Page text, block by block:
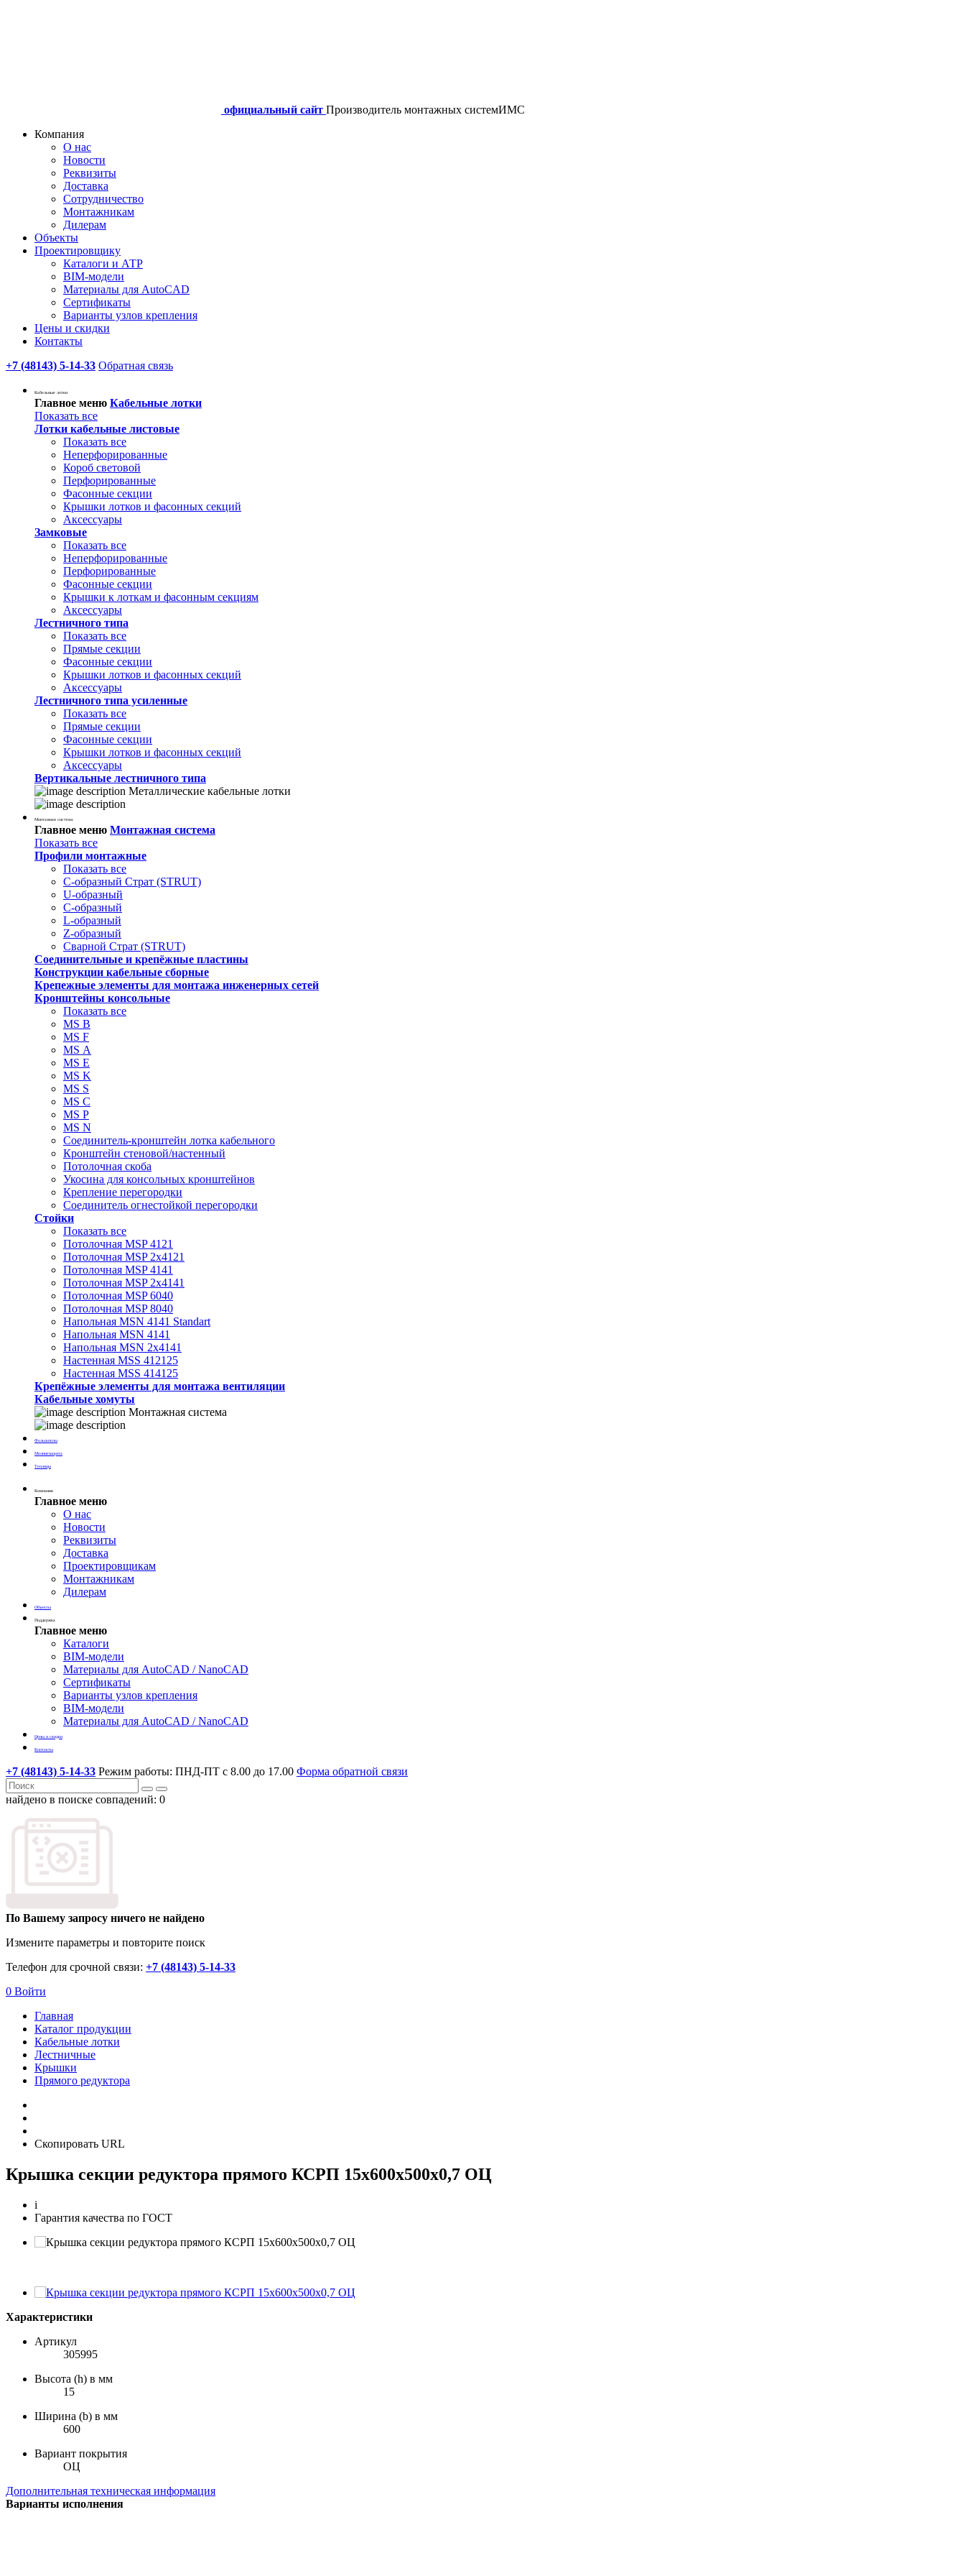
официальный сайт Производитель монтажных системИМС
Компания
О нас
Новости
Реквизиты
Доставка
Сотрудничество
Монтажникам
Дилерам
Объекты
Проектировщику
Каталоги и АТР
BIM-модели
Материалы для AutoCAD
Сертификаты
Варианты узлов крепления
Цены и скидки
Контакты
+7 (48143) 5-14-33 Обратная связь
Кабельные лотки
Главное меню Кабельные лотки
Показать все
Лотки кабельные листовые
Показать все
Неперфорированные
Короб световой
Перфорированные
Фасонные секции
Крышки лотков и фасонных секций
Аксессуары
Замковые
Показать все
Неперфорированные
Перфорированные
Фасонные секции
Крышки к лоткам и фасонным секциям
Аксессуары
Лестничного типа
Показать все
Прямые секции
Фасонные секции
Крышки лотков и фасонных секций
Аксессуары
Лестничного типа усиленные
Показать все
Прямые секции
Фасонные секции
Крышки лотков и фасонных секций
Аксессуары
Вертикальные лестничного типа
Металлические кабельные лотки
Монтажная система
Главное меню Монтажная система
Показать все
Профили монтажные
Показать все
С-образный Страт (STRUT)
U-образный
С-образный
L-образный
Z-образный
Сварной Страт (STRUT)
Соединительные и крепёжные пластины
Конструкции кабельные сборные
Крепежные элементы для монтажа инженерных сетей
Кронштейны консольные
Показать все
MS В
MS F
MS А
MS Е
MS K
MS S
MS C
MS P
MS N
Соединитель-кронштейн лотка кабельного
Кронштейн стеновой/настенный
Потолочная скоба
Укосина для консольных кронштейнов
Крепление перегородки
Соединитель огнестойкой перегородки
Стойки
Показать все
Потолочная MSP 4121
Потолочная MSP 2х4121
Потолочная MSP 4141
Потолочная MSP 2х4141
Потолочная MSP 6040
Потолочная MSP 8040
Напольная MSN 4141 Standart
Напольная MSN 4141
Напольная MSN 2х4141
Настенная MSS 412125
Настенная MSS 414125
Крепёжные элементы для монтажа вентиляции
Кабельные хомуты
Монтажная система
Фальшполы
Молниезащита
Теплицы
Компания
Главное меню
О нас
Новости
Реквизиты
Доставка
Проектировщикам
Монтажникам
Дилерам
Объекты
Поддержка
Главное меню
Каталоги
BIM-модели
Материалы для AutoCAD / NanoCAD
Сертификаты
Варианты узлов крепления
BIM-модели
Материалы для AutoCAD / NanoCAD
Цены и скидки
Контакты
+7 (48143) 5-14-33 Режим работы: ПНД-ПТ с 8.00 до 17.00 Форма обратной связи
найдено в поиске совпадений: 0
По Вашему запросу ничего не найдено
Измените параметры и повторите поиск
Телефон для срочной связи: +7 (48143) 5-14-33
0 Войти
Главная
Каталог продукции
Кабельные лотки
Лестничные
Крышки
Прямого редуктора
Скопировать URL
Крышка секции редуктора прямого КСРП 15х600х500х0,7 ОЦ
i
Гарантия качества по ГОСТ
Характеристики
Артикул
305995
Высота (h) в мм
15
Ширина (b) в мм
600
Вариант покрытия
ОЦ
Дополнительная техническая информация
Варианты исполнения